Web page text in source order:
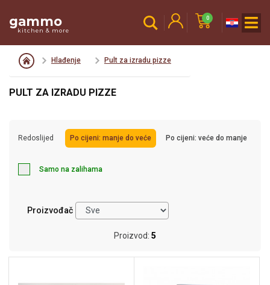
gammo
kitchen & more
0
Hlađenje Pult za izradu pizze
PULT ZA IZRADU PIZZE
Redoslijed Po cijeni: manje do veće Po cijeni: veće do manje
Samo na zalihama
Proizvođač
Proizvod: 5